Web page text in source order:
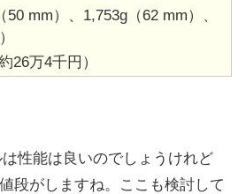
50 mm）、1,753g（62 mm）、
26万4千円）
性能は良いのでしょうけれど
段がしますね。ここも検討して